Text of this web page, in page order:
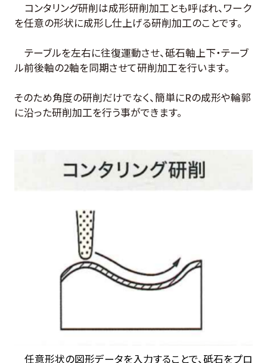
コンタリング研削は成形研削加工とも呼ばれ、ワーク
を任意の形状に成形し仕上げる研削加工のことです。
テーブルを左右に往復運動させ、砥石軸上下・テーブ
ル前後軸の2軸を同期させて研削加工を行います。
そのため角度の研削だけでなく、簡単にRの成形や輪郭
に沿った研削加工を行う事ができます。
任意形状の図形データを入力することで、砥石をプロ